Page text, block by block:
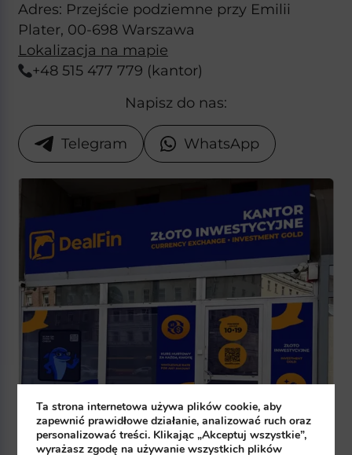
Adres: Przejście podziemne przy Emilii
Plater, 00-698 Warszawa
Lokalizacja na mapie
+48 515 477 779 (kantor)
Napisz do nas:
Telegram WhatsApp
Ta strona internetowa używa plików cookie, aby
zapewnić prawidłowe działanie, analizować ruch oraz
personalizować treści. Klikając „Akceptuj wszystkie”,
wyrażasz zgodę na używanie wszystkich plików